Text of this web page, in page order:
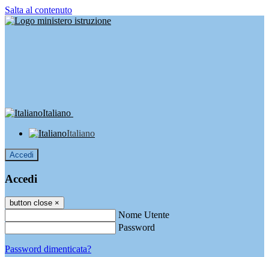
Salta al contenuto
Italiano
Italiano
Accedi
Accedi
button close ×
Nome Utente
Password
Password dimenticata?